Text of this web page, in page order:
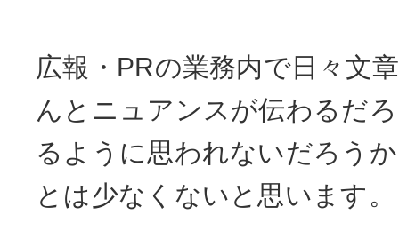
広報・PRの業務内で日々文
んとニュアンスが伝わるだ
るように思われないだろう
とは少なくないと思います。